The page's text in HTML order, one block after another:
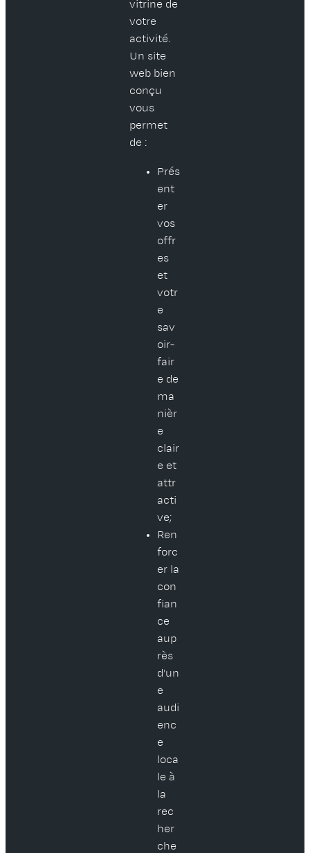
vitrine de
votre
activité.
Un site
web bien
conçu
vous
permet
de :
Prés
ent
er
vos
offr
es
et
votr
e
sav
oir-
fair
e de
ma
nièr
e
clair
e et
attr
acti
ve;
Ren
forc
er la
con
fian
ce
aup
rès
d’un
e
audi
enc
e
loca
le à
la
rec
her
che